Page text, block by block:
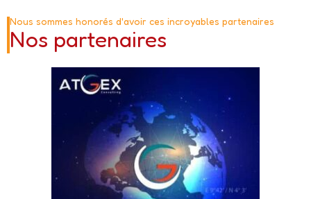
Nous sommes honorés d'avoir ces incroyables partenaires
Nos partenaires